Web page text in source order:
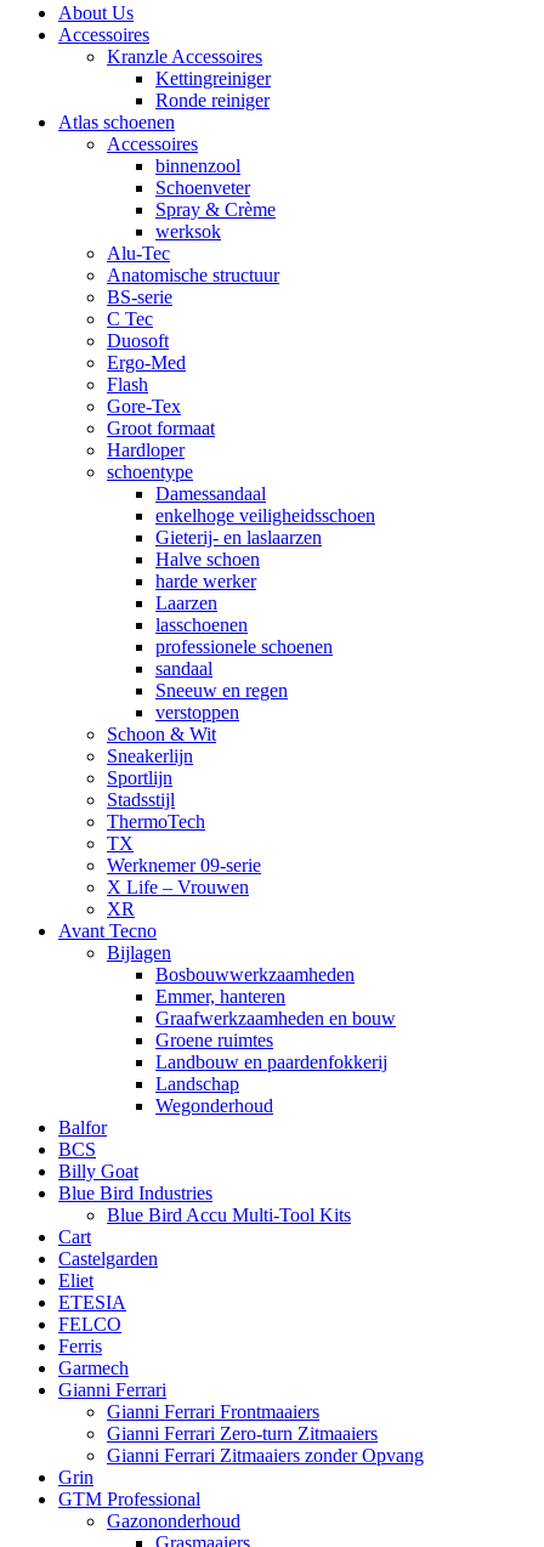
About Us
Accessoires
Kranzle Accessoires
Kettingreiniger
Ronde reiniger
Atlas schoenen
Accessoires
binnenzool
Schoenveter
Spray & Crème
werksok
Alu-Tec
Anatomische structuur
BS-serie
C Tec
Duosoft
Ergo-Med
Flash
Gore-Tex
Groot formaat
Hardloper
schoentype
Damessandaal
enkelhoge veiligheidsschoen
Gieterij- en laslaarzen
Halve schoen
harde werker
Laarzen
lasschoenen
professionele schoenen
sandaal
Sneeuw en regen
verstoppen
Schoon & Wit
Sneakerlijn
Sportlijn
Stadsstijl
ThermoTech
TX
Werknemer 09-serie
X Life – Vrouwen
XR
Avant Tecno
Bijlagen
Bosbouwwerkzaamheden
Emmer, hanteren
Graafwerkzaamheden en bouw
Groene ruimtes
Landbouw en paardenfokkerij
Landschap
Wegonderhoud
Balfor
BCS
Billy Goat
Blue Bird Industries
Blue Bird Accu Multi-Tool Kits
Cart
Castelgarden
Eliet
ETESIA
FELCO
Ferris
Garmech
Gianni Ferrari
Gianni Ferrari Frontmaaiers
Gianni Ferrari Zero-turn Zitmaaiers
Gianni Ferrari Zitmaaiers zonder Opvang
Grin
GTM Professional
Gazononderhoud
Grasmaaiers